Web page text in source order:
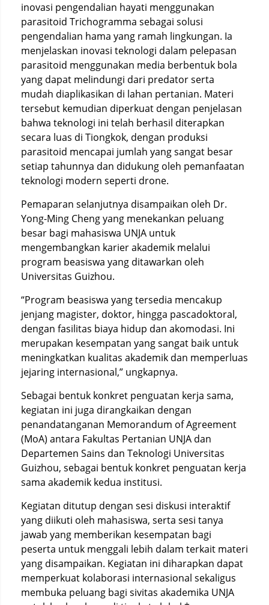
inovasi pengendalian hayati menggunakan
parasitoid Trichogramma sebagai solusi
pengendalian hama yang ramah lingkungan. Ia
menjelaskan inovasi teknologi dalam pelepasan
parasitoid menggunakan media berbentuk bola
yang dapat melindungi dari predator serta
mudah diaplikasikan di lahan pertanian. Materi
tersebut kemudian diperkuat dengan penjelasan
bahwa teknologi ini telah berhasil diterapkan
secara luas di Tiongkok, dengan produksi
parasitoid mencapai jumlah yang sangat besar
setiap tahunnya dan didukung oleh pemanfaatan
teknologi modern seperti drone.
Pemaparan selanjutnya disampaikan oleh Dr.
Yong-Ming Cheng yang menekankan peluang
besar bagi mahasiswa UNJA untuk
mengembangkan karier akademik melalui
program beasiswa yang ditawarkan oleh
Universitas Guizhou.
“Program beasiswa yang tersedia mencakup
jenjang magister, doktor, hingga pascadoktoral,
dengan fasilitas biaya hidup dan akomodasi. Ini
merupakan kesempatan yang sangat baik untuk
meningkatkan kualitas akademik dan memperluas
jejaring internasional,” ungkapnya.
Sebagai bentuk konkret penguatan kerja sama,
kegiatan ini juga dirangkaikan dengan
penandatanganan Memorandum of Agreement
(MoA) antara Fakultas Pertanian UNJA dan
Departemen Sains dan Teknologi Universitas
Guizhou, sebagai bentuk konkret penguatan kerja
sama akademik kedua institusi.
Kegiatan ditutup dengan sesi diskusi interaktif
yang diikuti oleh mahasiswa, serta sesi tanya
jawab yang memberikan kesempatan bagi
peserta untuk menggali lebih dalam terkait materi
yang disampaikan. Kegiatan ini diharapkan dapat
memperkuat kolaborasi internasional sekaligus
membuka peluang bagi sivitas akademika UNJA